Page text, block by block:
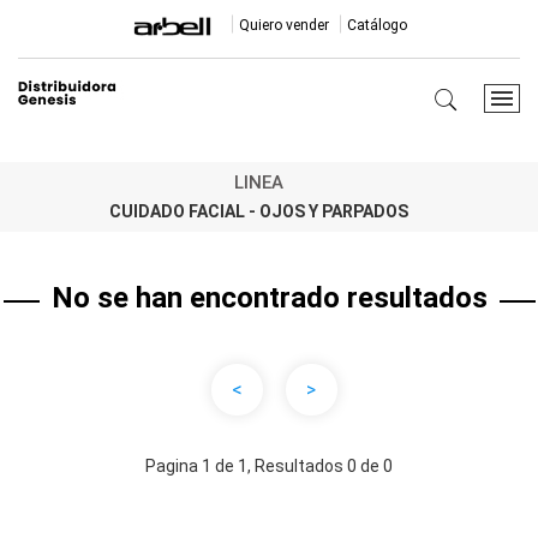
Quiero vender Catálogo
LINEA
CUIDADO FACIAL - OJOS Y PARPADOS
No se han encontrado resultados
< >
Pagina 1 de 1, Resultados 0 de 0